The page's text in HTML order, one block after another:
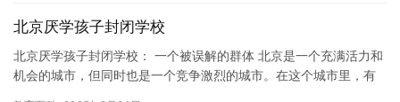
北京厌学孩子封闭学校
北京厌学孩子封闭学校： 一个被误解的群体 北京是一个充满活力和
机会的城市，但同时也是一个竞争激烈的城市。在这个城市里，有